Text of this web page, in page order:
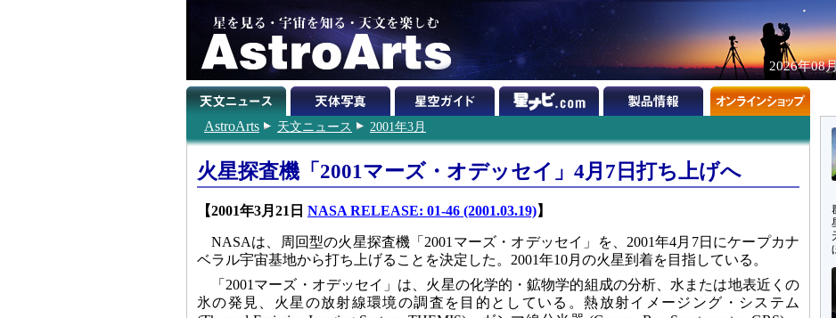
2026年08
AstroArts 天文ニュース 2001年3月
火星探査機「2001マーズ・オデッセイ」4月7日打ち上げへ
【2001年3月21日 NASA RELEASE: 01-46 (2001.03.19)】
NASAは、周回型の火星探査機「2001マーズ・オデッセイ」を、2001年4月7日にケープカナ
ベラル宇宙基地から打ち上げることを決定した。2001年10月の火星到着を目指している。
「2001マーズ・オデッセイ」は、火星の化学的・鉱物学的組成の分析、水または地表近くの
氷の発見、火星の放射線環境の調査を目的としている。熱放射イメージング・システム